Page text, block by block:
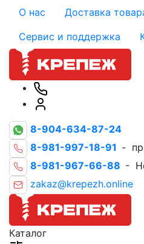
О нас Доставка
Сервис и поддержка
8-904-634-87-24
8-981-997-18-91 -
8-981-967-66-88 -
zakaz@krepezh.online
Каталог